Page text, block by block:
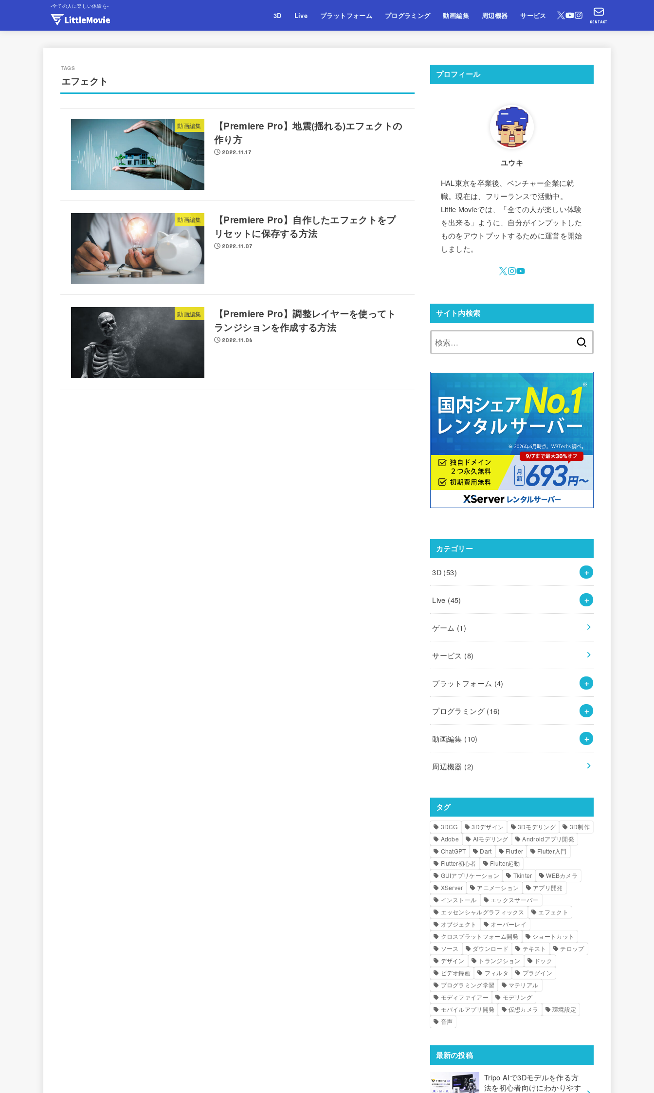
-全ての人に楽しい体験を-
3D Live プラットフォーム プログラミング 動画編集 周辺機器 サービス
CONTACT
エフェクト
動画編集
【Premiere Pro】地震(揺れる)エフェクトの
作り方
2022.11.17
動画編集
【Premiere Pro】自作したエフェクトをプ
リセットに保存する方法
2022.11.07
動画編集
【Premiere Pro】調整レイヤーを使ってト
ランジションを作成する方法
2022.11.06
プロフィール
ユウキ
HAL東京を卒業後、ベンチャー企業に就
職。現在は、フリーランスで活動中。
Little Movieでは、「全ての人が楽しい体験
を出来る」ように、自分がインプットした
ものをアウトプットするために運営を開始
しました。
サイト内検索
カテゴリー
3D (53)
Live (45)
ゲーム (1)
サービス (8)
プラットフォーム (4)
プログラミング (16)
動画編集 (10)
周辺機器 (2)
タグ
3DCG 3Dデザイン 3Dモデリング
3D制作
Adobe
AIモデリング
Androidアプリ開発
ChatGPT
Dart Flutter
Flutter入門
Flutter初心者
Flutter起動
GUIアプリケーション
Tkinter
WEBカメラ
XServer
アニメーション
アプリ開発
インストール
エックスサーバー
エッセンシャルグラフィックス
エフェクト
オブジェクト
オーバーレイ
クロスプラットフォーム開発
ショートカット
ソース
ダウンロード テキスト
テロップ
デザイン
トランジション
ドック
ビデオ録画
フィルタ
プラグイン
プログラミング学習
マテリアル
モディファイアー
モデリング
モバイルアプリ開発
仮想カメラ
環境設定
音声
最新の投稿
Tripo AIで3Dモデルを作る方
法を初心者向けにわかりやす